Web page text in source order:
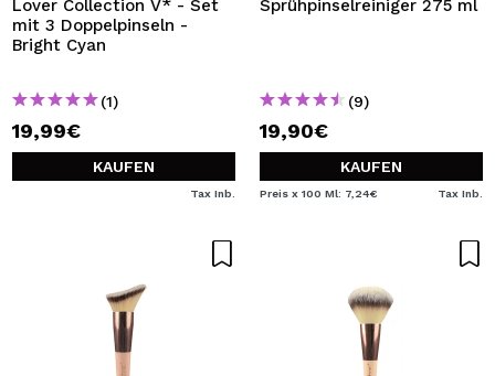
Lover Collection V* - Set
mit 3 Doppelpinseln -
Bright Cyan
(1)
19,99€
KAUFEN
Tax Inb.
Sprühpinselreiniger 275 ml
(9)
19,90€
KAUFEN
Preis x 100 Ml: 7,24€ Tax Inb.